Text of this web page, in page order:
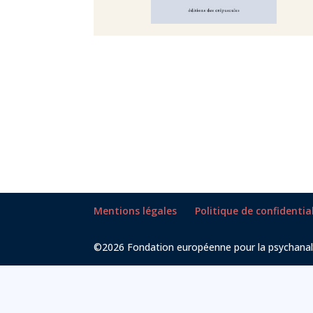
Mentions légales Politique de
©2026 Fondation européenne pour la